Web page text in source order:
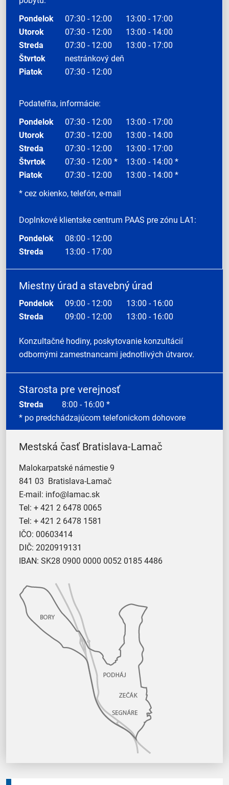
Pondelok
07:30 - 12:00
13:00 - 17:00
Utorok
07:30 - 12:00
13:00 - 14:00
Streda
07:30 - 12:00
13:00 - 17:00
Štvrtok
nestránkový deň
Piatok
07:30 - 12:00
Podateľňa, informácie:
Pondelok
07:30 - 12:00
13:00 - 17:00
Utorok
07:30 - 12:00
13:00 - 14:00
Streda
07:30 - 12:00
13:00 - 17:00
Štvrtok
07:30 - 12:00 *
13:00 - 14:00 *
Piatok
07:30 - 12:00
13:00 - 14:00 *
* cez okienko, telefón, e-mail
Doplnkové klientske centrum PAAS pre zónu LA1:
Pondelok
08:00 - 12:00
Streda
13:00 - 17:00
Miestny úrad a stavebný úrad
Pondelok 09:00 - 12:00
13:00 - 16:00
Streda
09:00 - 12:00 13:00 - 16:00
Konzultačné hodiny, poskytovanie konzultácií
odbornými zamestnancami jednotlivých útvarov.
Starosta pre verejnosť
Streda 8:00 - 16:00 *
* po predchádzajúcom telefonickom dohovore
Mestská časť Bratislava-Lamač
Malokarpatské námestie 9
841 03 Bratislava-Lamač
E-mail: info@lamac.sk
Tel: + 421 2 6478 0065
Tel: + 421 2 6478 1581
IČO: 00603414
DIČ: 2020919131
IBAN: SK28 0900 0000 0052 0185 4486